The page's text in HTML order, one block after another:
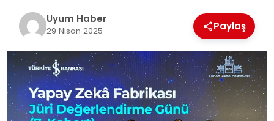
Uyum Haber
29 Nisan 2025 Paylaş